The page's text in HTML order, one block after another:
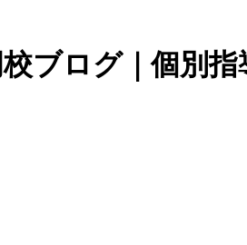
ブログ｜個別